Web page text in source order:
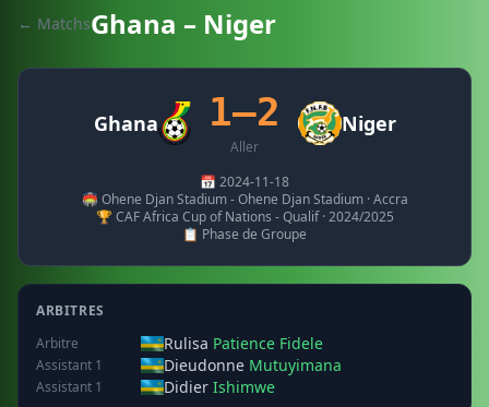
← MatchsGhana – Niger
Ghana 1–2
Aller
Niger
📅 2024-11-18
🏟️ Ohene Djan Stadium - Ohene Djan Stadium · Accra
🏆 CAF Africa Cup of Nations - Qualif · 2024/2025
📋 Phase de Groupe
ARBITRES
Arbitre
Rulisa Patience Fidele
Assistant 1 Dieudonne Mutuyimana
Assistant 1 Didier Ishimwe